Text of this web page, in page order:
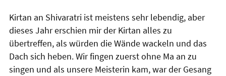
Kirtan an Shivaratri ist meistens sehr lebendig, aber
dieses Jahr erschien mir der Kirtan alles zu
übertreffen, als würden die Wände wackeln und das
Dach sich heben. Wir fingen zuerst ohne Ma an zu
singen und als unsere Meisterin kam, war der Gesang